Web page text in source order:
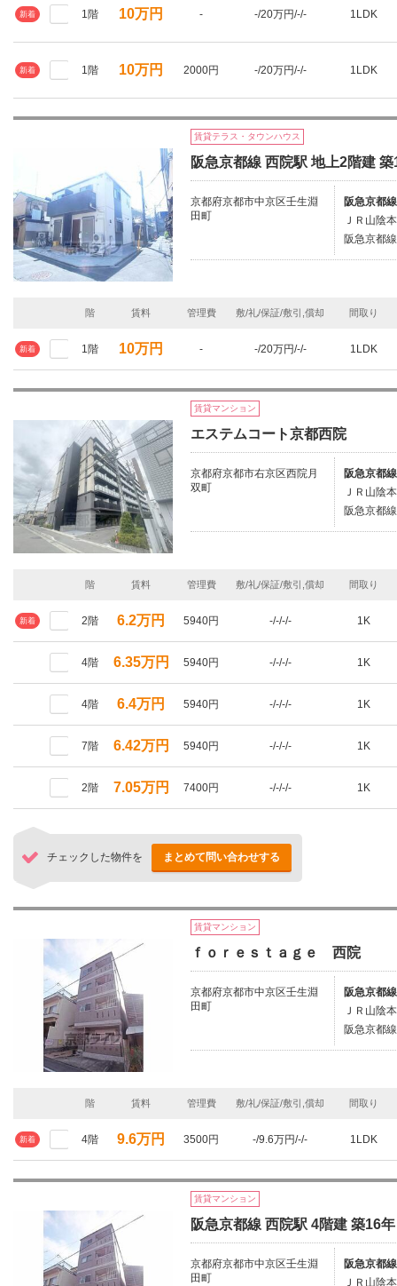
新着 1階 10万円 - -/20万円/-/- 1LDK
新着 1階 10万円 2000円 -/20万円/-/- 1LDK
賃貸テラス・タウンハウス
阪急京都線 西院駅 地上2階建 築
京都府京都市中京区壬生淵
田町
阪急京都
ＪＲ山陰
阪急京都
階 賃料 管理費 敷/礼/保証/敷引,償却 間取り
新着 1階 10万円 - -/20万円/-/- 1LDK
賃貸マンション
エステムコート京都西院
京都府京都市右京区西院月
双町
阪急京都
ＪＲ山陰
阪急京都
階 賃料 管理費 敷/礼/保証/敷引,償却 間取り
新着 2階 6.2万円 5940円 -/-/-/- 1K
4階 6.35万円 5940円 -/-/-/- 1K
4階 6.4万円 5940円 -/-/-/- 1K
7階 6.42万円 5940円 -/-/-/- 1K
2階 7.05万円 7400円 -/-/-/- 1K
チェックした物件を まとめて問い合わせする
賃貸マンション
ｆｏｒｅｓｔａｇｅ 西院
京都府京都市中京区壬生淵
田町
阪急京都
ＪＲ山陰
阪急京都
階 賃料 管理費 敷/礼/保証/敷引,償却 間取り
新着 4階 9.6万円 3500円 -/9.6万円/-/- 1LDK
賃貸マンション
阪急京都線 西院駅 4階建 築16年
京都府京都市中京区壬生淵
田町
阪急京都
ＪＲ山陰